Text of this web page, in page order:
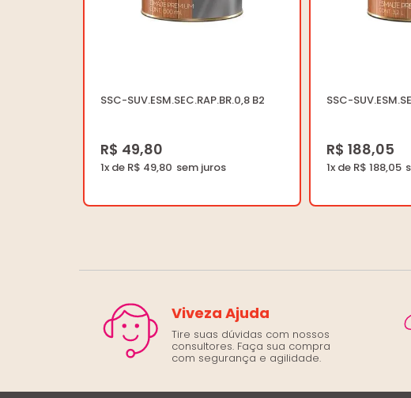
SSC-SUV.ESM.SEC.RAP.BR.0,8 B2
R$ 49,80
1x de R$ 49,80
R$ 188,05
1x de R$ 188,05
Viveza Ajuda
Tire suas dúvidas com nossos
consultores. Faça sua compra
com segurança e agilidade.